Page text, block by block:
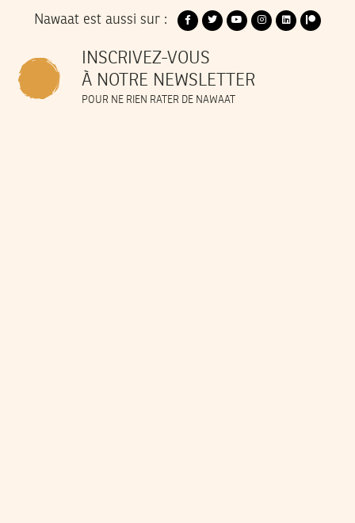
Nawaat est aussi sur :
INSCRIVEZ-VOUS
À NOTRE NEWSLETTER
POUR NE RIEN RATER DE NAWAAT